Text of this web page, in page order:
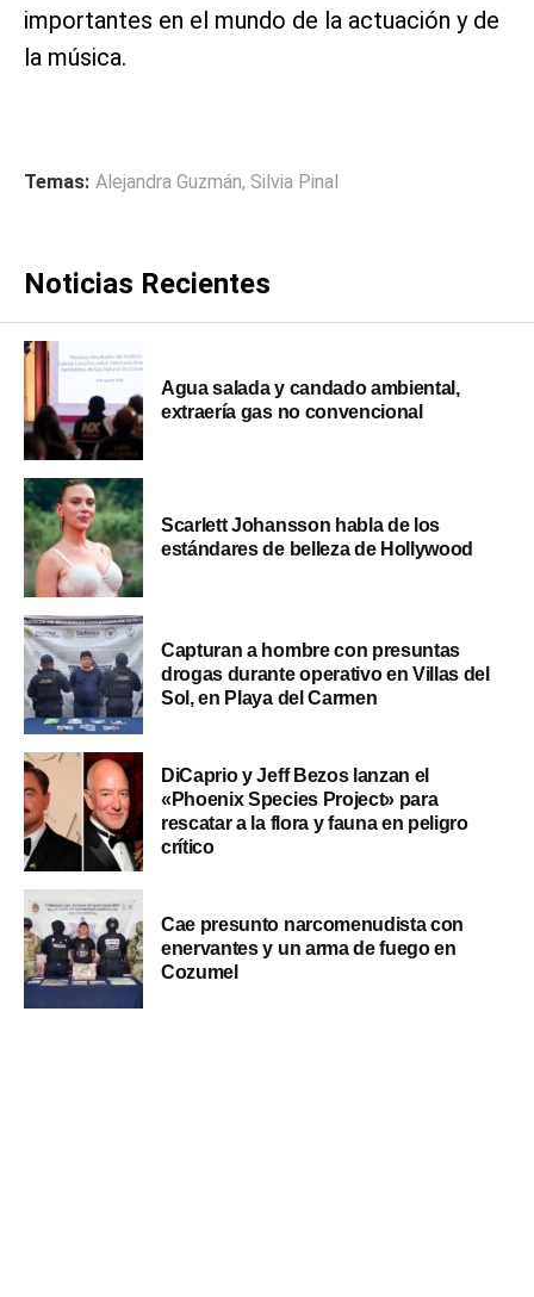
importantes en el mundo de la actuación y de
la música.
Temas: Alejandra Guzmán, Silvia Pinal
Noticias Recientes
Agua salada y candado ambiental,
extraería gas no convencional
Scarlett Johansson habla de los
estándares de belleza de Hollywood
Capturan a hombre con presuntas
drogas durante operativo en Villas del
Sol, en Playa del Carmen
DiCaprio y Jeff Bezos lanzan el
«Phoenix Species Project» para
rescatar a la flora y fauna en peligro
crítico
Cae presunto narcomenudista con
enervantes y un arma de fuego en
Cozumel